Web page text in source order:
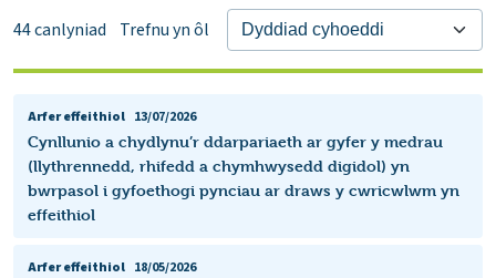
44canlyniad Trefnu yn ôl
Arfer effeithiol 13/07/2026
Cynllunio a chydlynu’r ddarpariaeth ar gyfer y medrau
(llythrennedd, rhifedd a chymhwysedd digidol) yn
bwrpasol i gyfoethogi pynciau ar draws y cwricwlwm yn
effeithiol
Arfer effeithiol 18/05/2026